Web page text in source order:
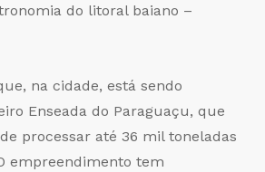
do litoral baiano –
na cidade, está sendo
Enseada do Paraguaçu, que
processar até 36 mil toneladas
empreendimento tem